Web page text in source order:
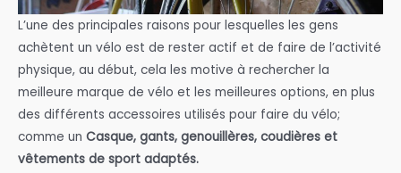
L’une des principales raisons pour lesquelles les gens
achètent un vélo est de rester actif et de faire de l’activité
physique, au début, cela les motive à rechercher la
meilleure marque de vélo et les meilleures options, en plus
des différents accessoires utilisés pour faire du vélo;
comme un Casque, gants, genouillères, coudières et
vêtements de sport adaptés.